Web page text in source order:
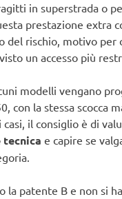
in superstrada o
prestazione extra
del rischio, motivo per
un accesso più
modelli vengano
con la stessa scocca
il consiglio è di
tecnica e capire se
la patente B e non si